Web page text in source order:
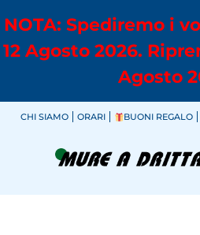
NOTA: Spediremo i
12 Agosto 2026.
Agosto
CHI SIAMO ORARI BUONI REGALO